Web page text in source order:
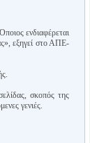
ενδιαφέρεται
εξηγεί στο ΑΠΕ-
σκοπός της
γενιές.